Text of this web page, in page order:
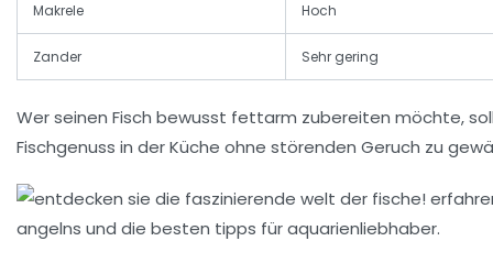
Makrele Hoch
Zander Sehr gering
Wer seinen Fisch bewusst fettarm zubereiten möchte,
Fischgenuss in der Küche ohne störenden Geruch zu